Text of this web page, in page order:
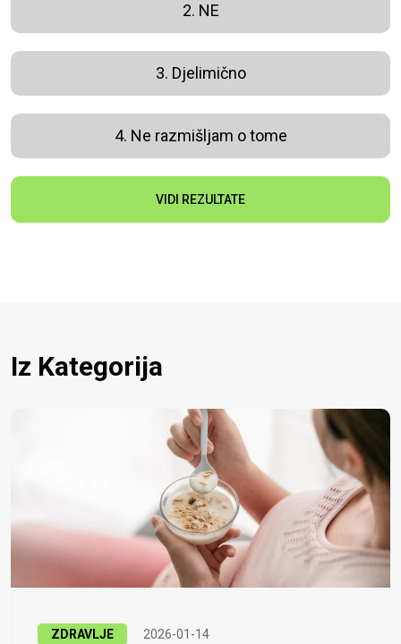
2. NE
3. Djelimično
4. Ne razmišljam o tome
VIDI REZULTATE
Iz Kategorija
ZDRAVLJE 2026-01-14